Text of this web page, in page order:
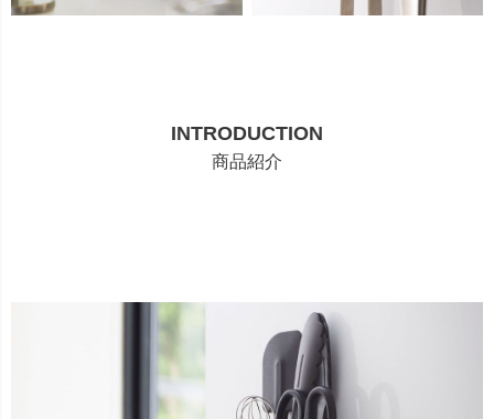
INTRODUCTION
商品紹介